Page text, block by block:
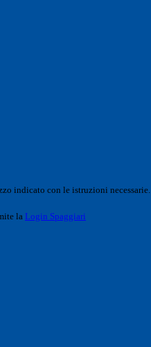
indicato con le istruzioni necessarie.
la Login Spaggiari